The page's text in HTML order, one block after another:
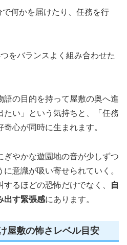
で何かを届けたり、任務を行
をバランスよく組み合わせた
語の目的を持って屋敷の奥へ進
たい」という気持ちと、「任務
心が同時に生まれます。
ぎやかな遊園地の音が少しずつ
意識が吸い寄せられていく。
るほどの恐怖だけでなく、
自
出す緊張感にあります。
屋敷の怖さレベル目安